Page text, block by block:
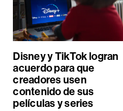
Disney y TikTok logran
acuerdo para que
creadores usen
contenido de sus
películas y series